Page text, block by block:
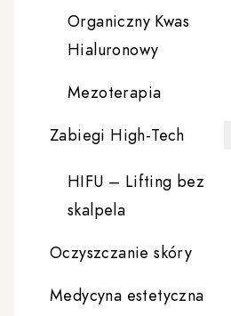
Organiczny Kwas
Hialuronowy
Mezoterapia
Zabiegi High-Tech
HIFU – Lifting bez
skalpela
Oczyszczanie skóry
Medycyna estetyczna